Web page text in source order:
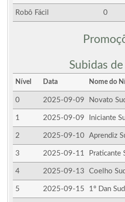
Robô Fácil 0
Subidas
Nível Data Nome do
0 2025-09-09 Novato
1 2025-09-09 Iniciante
2 2025-09-10 Aprendiz
3 2025-09-11 Praticante
4 2025-09-13 Coelho
5 2025-09-15 1º Dan